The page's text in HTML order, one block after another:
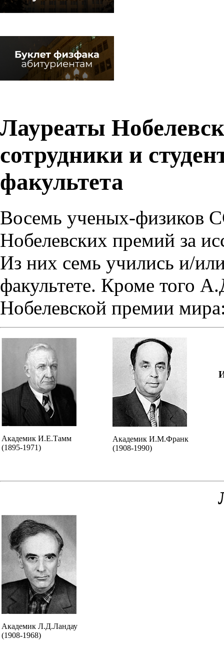
Лауреаты
сотрудники и
факультета
Восемь ученых-физиков
Нобелевских премий за
Из них семь учились и/
факультете. Кроме того
Нобелевской премии
Академик И.Е.Тамм
(1895-1971)
Академик И.М.Франк
(1908-1990)
Академик Л.Д.Ландау
(1908-1968)